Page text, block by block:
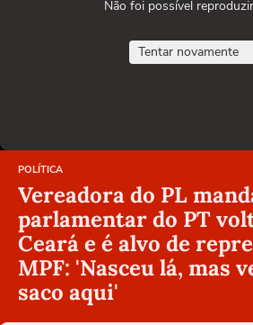
Não foi possível
Tentar novamente
POLÍTICA
Vereadora do PL
parlamentar do PT
Ceará e é alvo de
MPF: 'Nasceu lá, mas
saco aqui'